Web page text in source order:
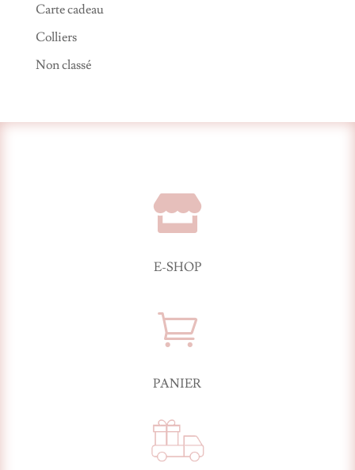
Carte cadeau
Colliers
Non classé

E-SHOP

PANIER